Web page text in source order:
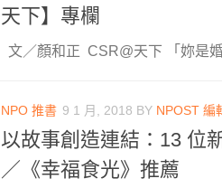
天下】專欄
文／顏和正 CSR@天下 「妳是
NPO 推書 9 1 月, 2018 BY NPOST 編
以故事創造連結：13 位
／《幸福食光》推薦